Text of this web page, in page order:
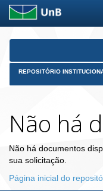
Skip
REPOSITÓRIO
Não há
Não há documentos
sua solicitação.
Página inicial do